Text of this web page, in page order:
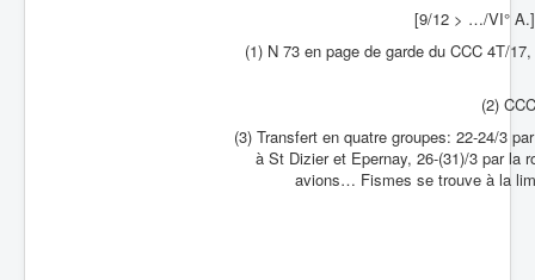
[9/12 > …/VI°
(1) N 73 en page de garde du CCC 4T/
(2)
(3) Transfert en quatre groupes: 22-24/3
à St Dizier et Epernay, 26-(31)/3 par la
avions… Fismes se trouve à la